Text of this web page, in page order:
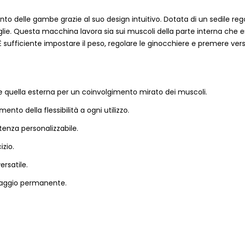
delle gambe grazie al suo design intuitivo. Dotata di un sedile
Questa macchina lavora sia sui muscoli della parte interna che
impostare il peso, regolare le ginocchiere e premere
esterna per un coinvolgimento mirato dei muscoli.
della flessibilità a ogni utilizzo.
personalizzabile.
permanente.